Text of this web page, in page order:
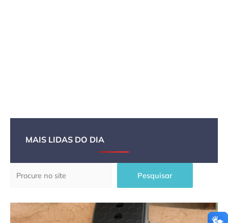
MAIS LIDAS DO DIA
Pesquisar